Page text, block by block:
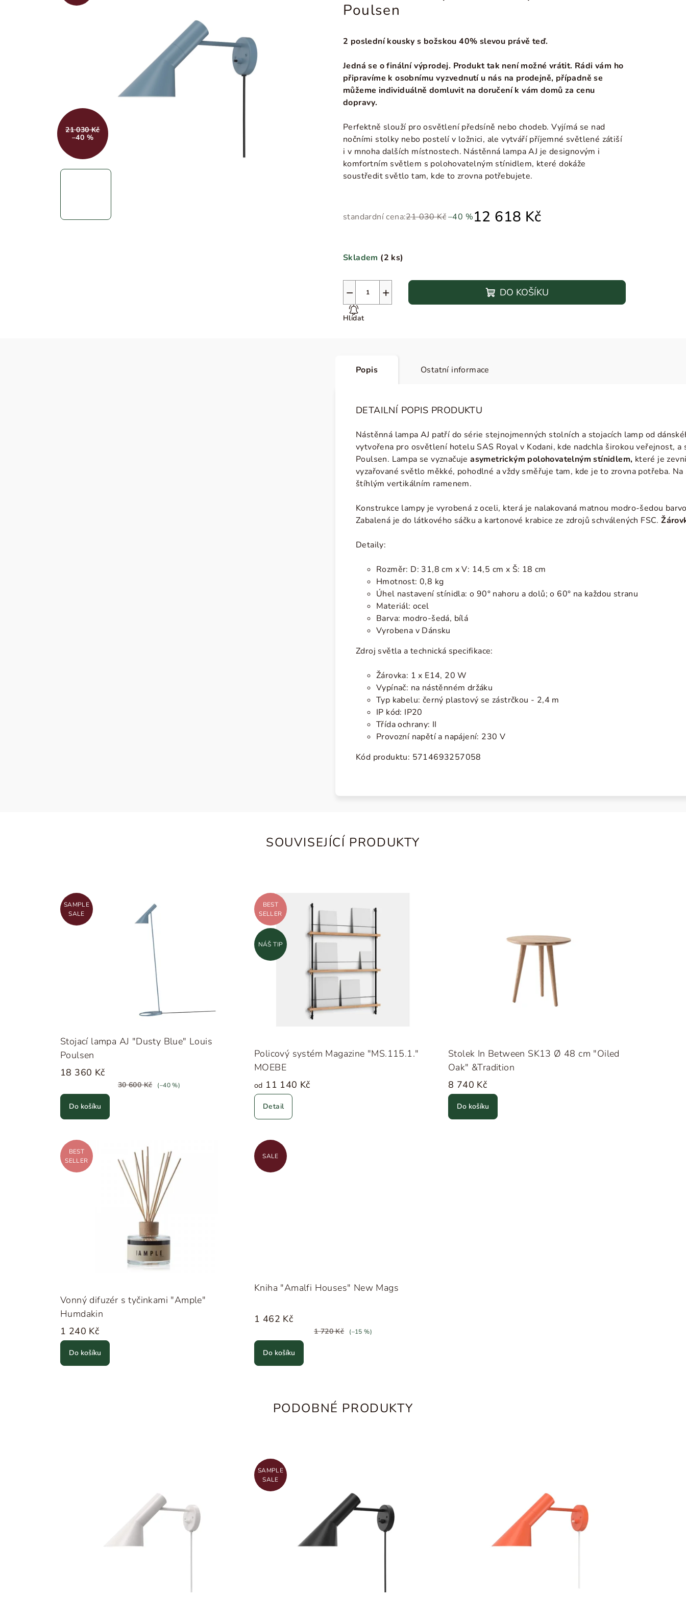
Poulsen
2 poslední kousky s božskou 40% slevou právě teď.
Jedná se o finální výprodej. Produkt tak není možné vrátit. Rádi vám ho
připravíme k osobnímu vyzvednutí u nás na prodejně, případně se
můžeme individuálně domluvit na doručení k vám domů za cenu
dopravy.
Perfektně slouží pro osvětlení předsíně nebo chodeb. Vyjímá se nad
nočními stolky nebo postelí v ložnici, ale vytváří příjemné světlené zátiší
i v mnoha dalších místnostech. Nástěnná lampa AJ je designovým i
komfortním světlem s polohovatelným stínidlem, které dokáže
soustředit světlo tam, kde to zrovna potřebujete.
standardní cena:21 030 Kč–40 %12 618 Kč
Skladem (2 ks)
+
− DO KOŠÍKU
Hlídat
21 030 Kč
–40 %
Popis Ostatní informace
DETAILNÍ POPIS PRODUKTU
Nástěnná lampa AJ patří do série stejnojmenných stolních a stojacích lamp od
vytvořena pro osvětlení hotelu SAS Royal v Kodani, kde nadchla širokou veřejnost,
Poulsen. Lampa se vyznačujeasymetrickým polohovatelným stínidlem, které je
vyzařované světlo měkké, pohodlné a vždy směřuje tam, kde je to zrovna potřeba.
štíhlým vertikálním ramenem.
Konstrukce lampy je vyrobená z oceli, která je nalakovaná matnou modro-šedou
Zabalená je do látkového sáčku a kartonové krabice ze zdrojů schválených FSC.
Detaily:
Rozměr: D: 31,8 cm x V: 14,5 cm x Š: 18 cm
Hmotnost: 0,8 kg
Úhel nastavení stínidla: o 90° nahoru a dolů; o 60° na každou stranu
Materiál: ocel
Barva: modro-šedá, bílá
Vyrobena v Dánsku
Zdroj světla a technická specifikace:
Žárovka: 1 x E14, 20 W
Vypínač: na nástěnném držáku
Typ kabelu: černý plastový se zástrčkou - 2,4 m
IP kód: IP20
Třída ochrany: II
Provozní napětí a napájení: 230 V
Kód produktu: 5714693257058
SOUVISEJÍCÍ PRODUKTY
SAMPLE
SALE
Stojací lampa AJ "Dusty Blue" Louis
Poulsen
18 360 Kč
30 600 Kč (–40 %)
Do košíku
BEST
SELLER
NÁŠ TIP
Policový systém Magazine "MS.115.1."
MOEBE
od 11 140 Kč
Detail
Stolek In Between SK13 Ø 48 cm "Oiled
Oak" &Tradition
8 740 Kč
Do košíku
BEST
SELLER
Vonný difuzér s tyčinkami "Ample"
Humdakin
1 240 Kč
Do košíku
SALE
Kniha "Amalfi Houses" New Mags
1 462 Kč
1 720 Kč (–15 %)
Do košíku
PODOBNÉ PRODUKTY
SAMPLE
SALE